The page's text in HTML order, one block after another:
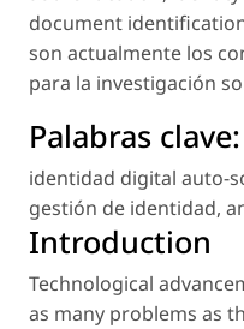
document
son actualmente los
para la investigación
Palabras clave:
identidad digital auto-
gestión de identidad,
Introduction
Technological
as many problems as